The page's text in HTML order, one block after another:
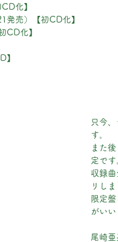
化】
発売）【初CD化】
CD化】
】
只今
す。
また
定です
収録
リしま
限定
がい
尾崎